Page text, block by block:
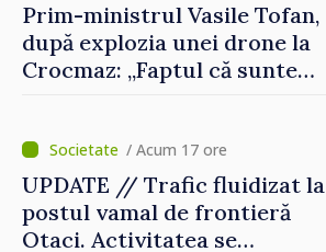
Prim-ministrul Vasile Tofan,
după explozia unei drone la
Crocmaz: „Faptul că suntem
/ Acum 17 ore
UPDATE // Trafic fluidizat la
postul vamal de frontieră
Otaci. Activitatea se